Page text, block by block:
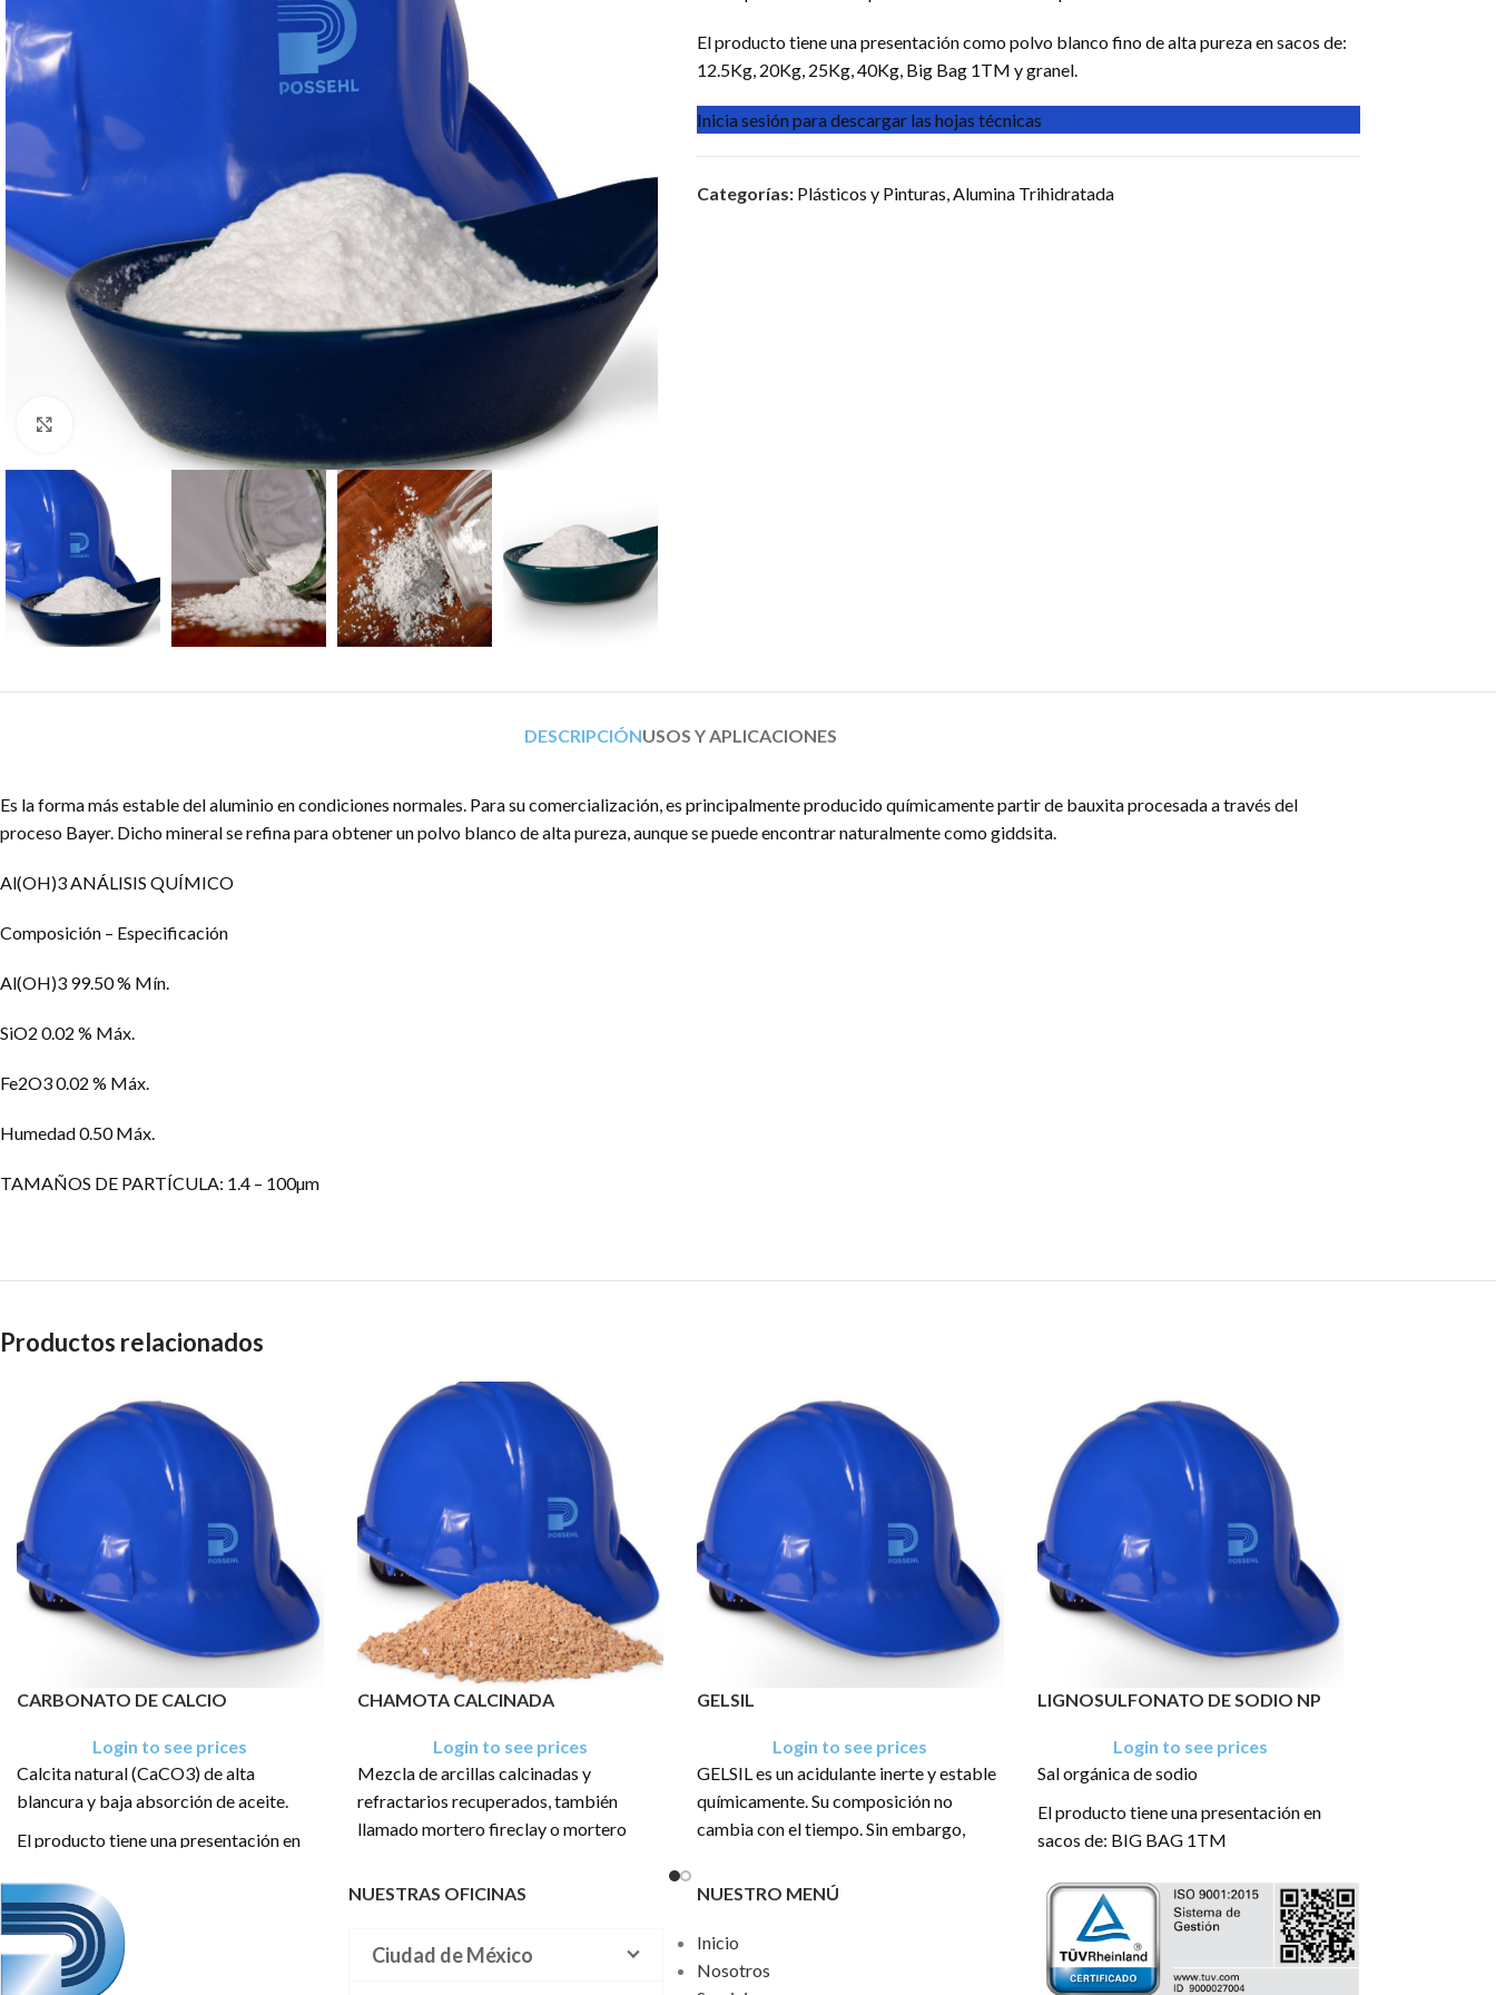
Click to enlarge
El producto tiene una presentación como polvo blanco fino de alta pureza en sacos de:
12.5Kg, 20Kg, 25Kg, 40Kg, Big Bag 1TM y granel.
Inicia sesión para descargar las hojas técnicas
Categorías: Plásticos y Pinturas,Alumina Trihidratada
DESCRIPCIÓNUSOS Y APLICACIONES
Es la forma más estable del aluminio en condiciones normales. Para su comercialización, es principalmente producido químicamente partir de bauxita procesada a través del
proceso Bayer. Dicho mineral se refina para obtener un polvo blanco de alta pureza, aunque se puede encontrar naturalmente como giddsita.
Al(OH)3 ANÁLISIS QUÍMICO
Composición – Especificación
Al(OH)3 99.50 % Mín.
SiO2 0.02 % Máx.
Fe2O3 0.02 % Máx.
Humedad 0.50 Máx.
TAMAÑOS DE PARTÍCULA: 1.4 – 100µm
Productos relacionados
CARBONATO DE CALCIO
Login to see prices
Calcita natural (CaCO3) de alta
blancura y baja absorción de aceite.
El producto tiene una presentación en
CHAMOTA CALCINADA
Login to see prices
Mezcla de arcillas calcinadas y
refractarios recuperados, también
llamado mortero fireclay o mortero
El producto tiene una presentación en
GELSIL
Login to see prices
GELSIL es un acidulante inerte y estable
químicamente. Su composición no
cambia con el tiempo. Sin embargo,
y los compuestos orgánicos volátiles
productos almacenados más allá de este
período deben volver a probarse para
LIGNOSULFONATO DE SODIO NP
Login to see prices
Sal orgánica de sodio
El producto tiene una presentación en
sacos de: BIG BAG 1TM
NUESTRAS OFICINAS
Ciudad de México
NUESTRO MENÚ
Inicio
Nosotros